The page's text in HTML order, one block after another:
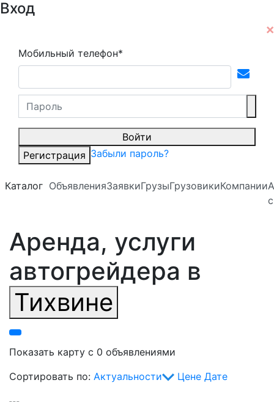
Вход
Мобильный телефон*
Войти
Регистрация Забыли пароль?
Каталог ОбъявленияЗаявкиГрузыГрузовикиКомпании
Аренда, услуги
автогрейдера в
Тихвине
Показать карту с 0 объявлениями
Сортировать по: Актуальности Цене Дате